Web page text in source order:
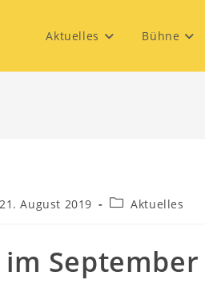
Aktuelles Bühne
21. August 2019 Aktuelles